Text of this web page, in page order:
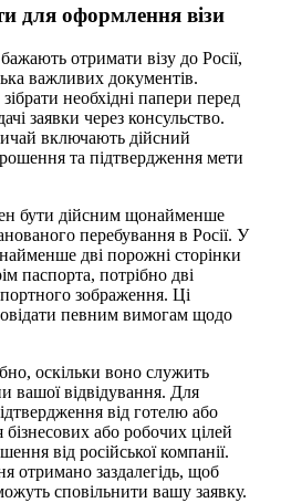
для оформлення візи
отримати візу до Росії,
важливих документів.
необхідні папери перед
заявки через консульство.
включають дійсний
та підтвердження мети
бути дійсним щонайменше
перебування в Росії. У
дві порожні сторінки
паспорта, потрібно дві
зображення. Ці
певним вимогам щодо
оскільки воно служить
вашої відвідування. Для
від готелю або
бізнесових або робочих цілей
від російської компанії.
отримано заздалегідь, щоб
сповільнити вашу заявку.